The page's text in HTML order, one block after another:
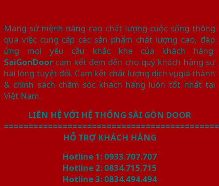
Mang sứ mệnh nâng cao chất lượng cuộc sống thông
qua việc cung cấp các sản phẩm chất lượng cao, đáp
ứng mọi yêu cầu khắc khe của khách hàng.
SaiGonDoor cam kết đem đến cho quý khách hàng sự
hài lòng tuyệt đối. Cam kết chất lượng dịch vụ, giá thành
& chính sách chăm sóc khách hàng luôn tốt nhất tại
Việt Nam.
LIÊN HỆ VỚI HỆ THỐNG SÀI GÒN DOOR
HỖ TRỢ KHÁCH HÀNG
Hotline 1: 0933.707.707
Hotline 2: 0834.715.715
Hotline 3: 0834.494.494